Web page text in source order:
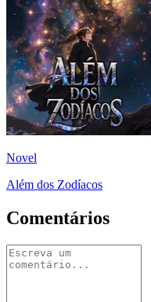
Novel
Além dos Zodíacos
Comentários